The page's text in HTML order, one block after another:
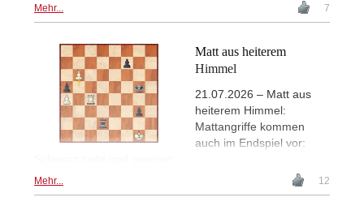
Mehr... 7
Matt aus heiterem
Himmel
21.07.2026 – Matt aus
heiterem Himmel:
Mattangriffe kommen
auch im Endspiel vor:
Mehr... 12